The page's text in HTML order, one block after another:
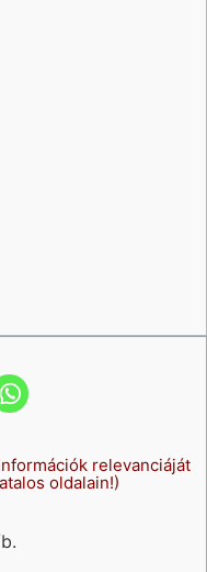
relevanciáját
oldalain!)